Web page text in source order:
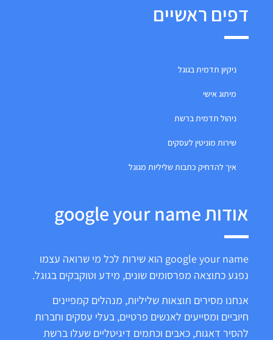
דפים ראשיים
ניקיון תדמית בגוגל
מיתוג אישי
ניהול תדמית ברשת
שירות מוניטין לעסקים
איך להדחיק כתבות שליליות מגוגל
אודות google your name
google your name הוא שירות לכל מי שרואה עצמו
נפגע כתוצאה מפרסומים שונים, מידע וטוקבקים בגוגל.
אנחנו מסירים תוצאות שליליות, מנהלים קמפיינים
חיוביים ומסייעים לאנשים פרטיים, בעלי עסקים וחברות
להסיר דאגות, כאבים וכתמים דיגיטליים שעלו ברשת